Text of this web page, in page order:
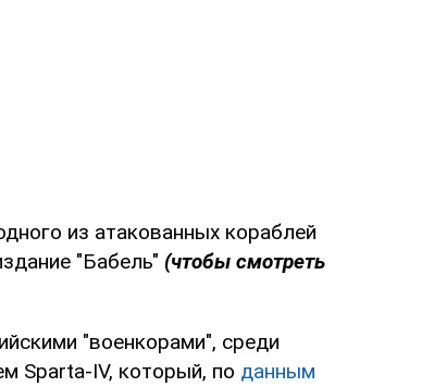
из атакованных кораблей
"Бабель" (чтобы смотреть
"военкорами", среди
Sparta-IV, который, по данным